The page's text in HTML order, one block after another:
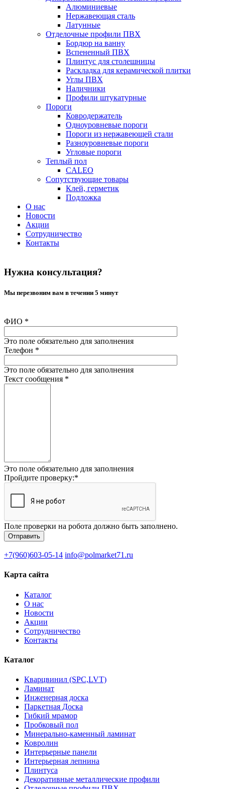
Алюминиевые
Нержавеющая сталь
Латунные
Отделочные профили ПВХ
Бордюр на ванну
Вспененный ПВХ
Плинтус для столешницы
Раскладка для керамической плитки
Углы ПВХ
Наличники
Профили штукатурные
Пороги
Ковродержатель
Одноуровневые пороги
Пороги из нержавеющей стали
Разноуровневые пороги
Угловые пороги
Теплый пол
CALEO
Сопутствующие товары
Клей, герметик
Подложка
О нас
Новости
Акции
Сотрудничество
Контакты
Нужна консультация?
Мы перезвоним вам в течении 5 минут
ФИО *
Это поле обязательно для заполнения
Телефон *
Это поле обязательно для заполнения
Текст сообщения *
Это поле обязательно для заполнения
Пройдите проверку:*
Поле проверки на робота должно быть заполнено.
+7(960)603-05-14 info@polmarket71.ru
Карта сайта
Каталог
О нас
Новости
Акции
Сотрудничество
Контакты
Каталог
Кварцвинил (SPC,LVT)
Ламинат
Инженерная доска
Паркетная Доска
Гибкий мрамор
Пробковый пол
Минерально-каменный ламинат
Ковролин
Интерьерные панели
Интерьерная лепнина
Плинтуса
Декоративные металлические профили